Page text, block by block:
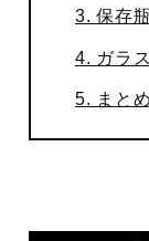
3. 保存
4. ガラ
5. まとめ